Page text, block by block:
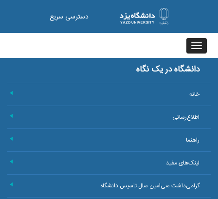
دسترسی سریع
Toggle
navigation
دانشگاه در یک نگاه
خانه
اطلاع‌رسانی
راهنما
لینک‌های مفید
گرامی‌داشت سی‌امین سال تاسیس دانشگاه